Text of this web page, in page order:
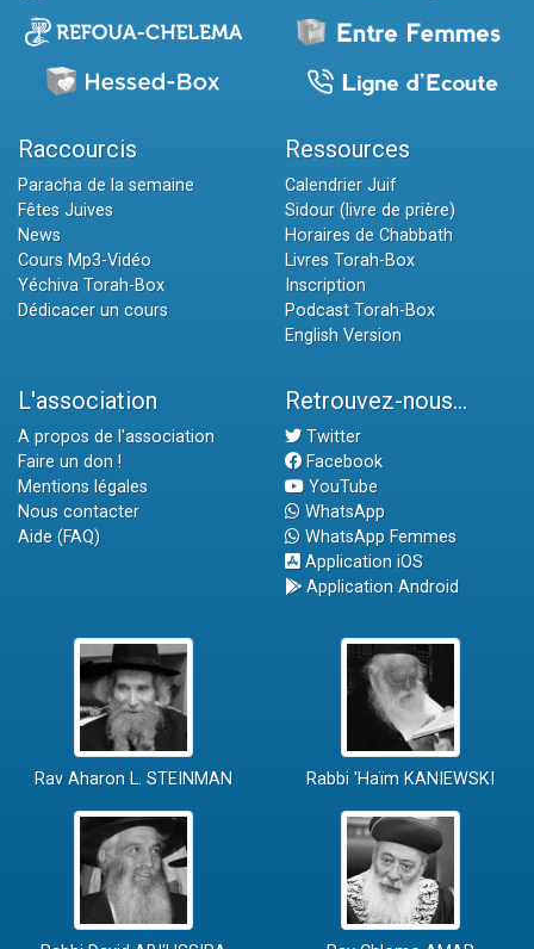
Raccourcis
Paracha de la semaine
Fêtes Juives
News
Cours Mp3-Vidéo
Yéchiva Torah-Box
Dédicacer un cours
Ressources
Calendrier Juif
Sidour (livre de prière)
Horaires de Chabbath
Livres Torah-Box
Inscription
Podcast Torah-Box
English Version
L'association
A propos de l'association
Faire un don !
Mentions légales
Nous contacter
Aide (FAQ)
Retrouvez-nous...
Twitter
Facebook
YouTube
WhatsApp
WhatsApp Femmes
Application iOS
Application Android
Rav Aharon L. STEINMAN Rabbi 'Haïm KANIEWSKI